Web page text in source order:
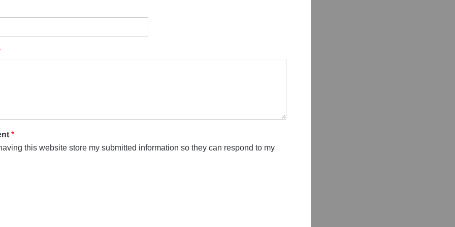
*
this website store my submitted information so they can respond to my